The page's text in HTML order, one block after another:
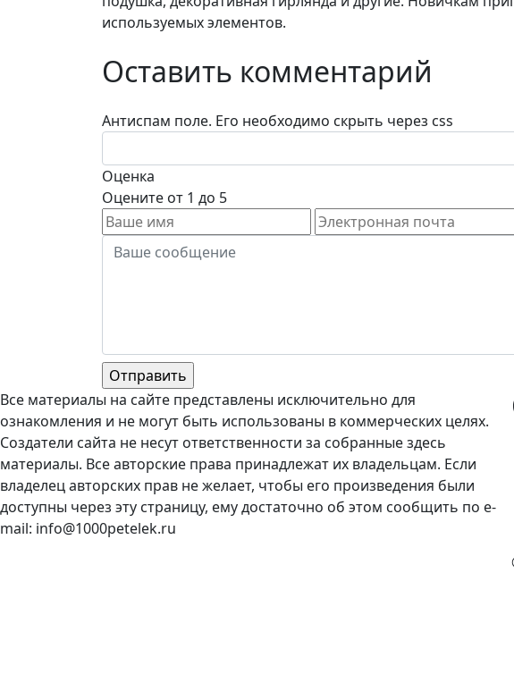
используемых элементов.
Оставить комментарий
Антиспам поле. Его необходимо скрыть через css
Оценка
Оцените от 1 до 5
Все материалы на сайте представлены исключительно для
ознакомления и не могут быть использованы в коммерческих целях.
Создатели сайта не несут ответственности за собранные здесь
материалы. Все авторские права принадлежат их владельцам. Если
владелец авторских прав не желает, чтобы его произведения были
доступны через эту страницу, ему достаточно об этом сообщить по e-
mail: info@1000petelek.ru